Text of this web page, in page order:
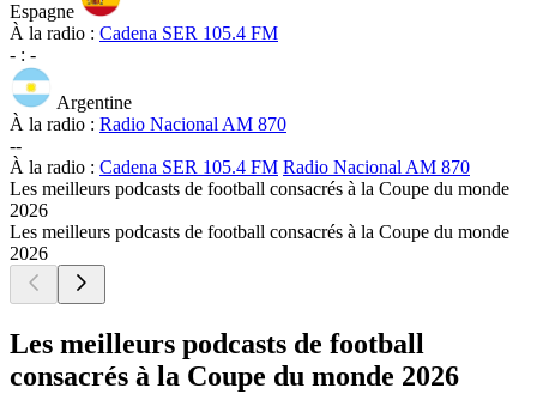
Espagne
À la radio : Cadena SER 105.4 FM
- : -
Argentine
À la radio : Radio Nacional AM 870
--
À la radio : Cadena SER 105.4 FM Radio Nacional AM 870
Les meilleurs podcasts de football consacrés à la Coupe du monde
2026
Les meilleurs podcasts de football consacrés à la Coupe du monde
2026
Les meilleurs podcasts de football
consacrés à la Coupe du monde 2026